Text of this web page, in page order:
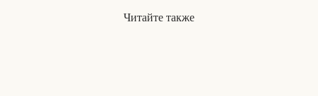
Читайте также